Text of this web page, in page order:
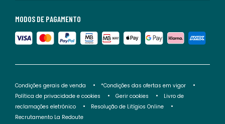
MODOS DE PAGAMENTO
Condições gerais de venda
*Condições das ofertas em vigor
Política de privacidade e cookies
Gerir cookies
Livro de
reclamações eletrónico
Resolução de Litígios Online
Recrutamento La Redoute